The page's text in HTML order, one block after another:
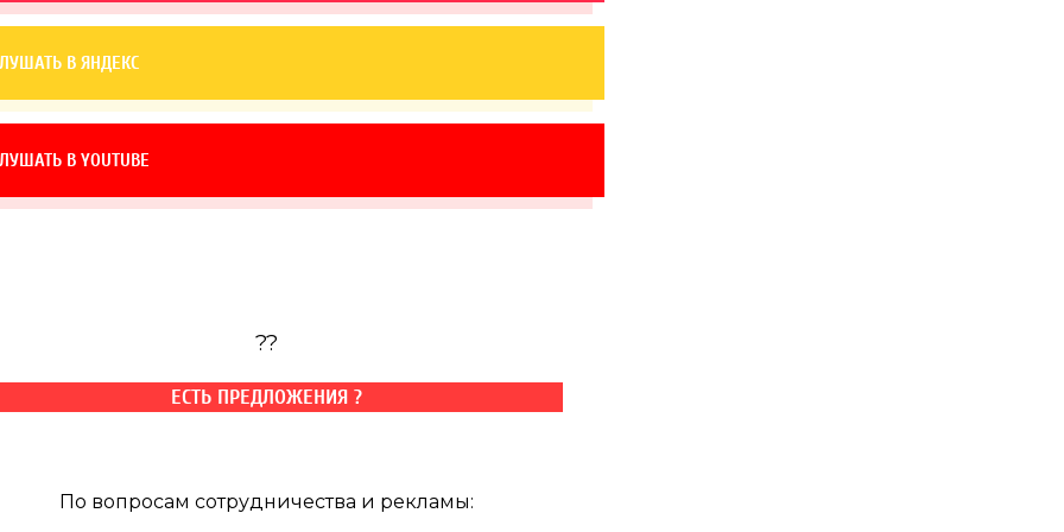
В ЯНДЕКС
В YOUTUBE
?‍?
ЕСТЬ ПРЕДЛОЖЕНИЯ ?
По вопросам сотрудничества и рекламы: